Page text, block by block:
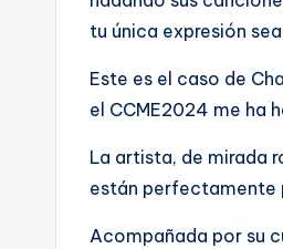
tu única expresión
Este es el caso de
el CCME2024 me ha
La artista, de mirada
están perfectamente
Acompañada por su